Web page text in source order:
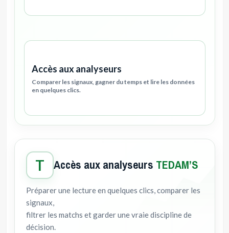
Accès aux analyseurs
Comparer les signaux, gagner du temps et lire les données
en quelques clics.
T Accès aux analyseurs TEDAM’S
Préparer une lecture en quelques clics, comparer les
signaux,
filtrer les matchs et garder une vraie discipline de
décision.